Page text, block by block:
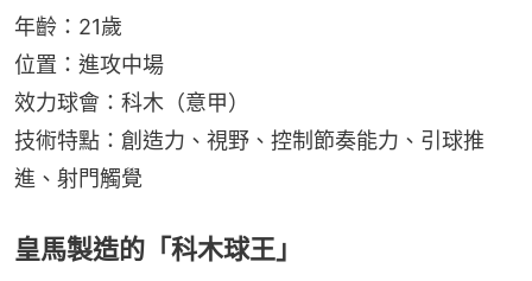
年齡：21歲
位置：進攻中場
效力球會：科木（意甲）
技術特點：創造力、視野、控制節奏能力、引球推
進、射門觸覺
皇馬製造的「科木球王」